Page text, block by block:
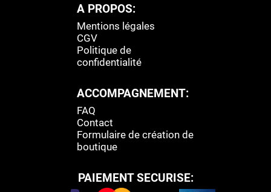
A PROPOS:
Mentions légales
CGV
Politique de
confidentialité
ACCOMPAGNEMENT:
FAQ
Contact
Formulaire de création de
boutique
PAIEMENT SECURISE: